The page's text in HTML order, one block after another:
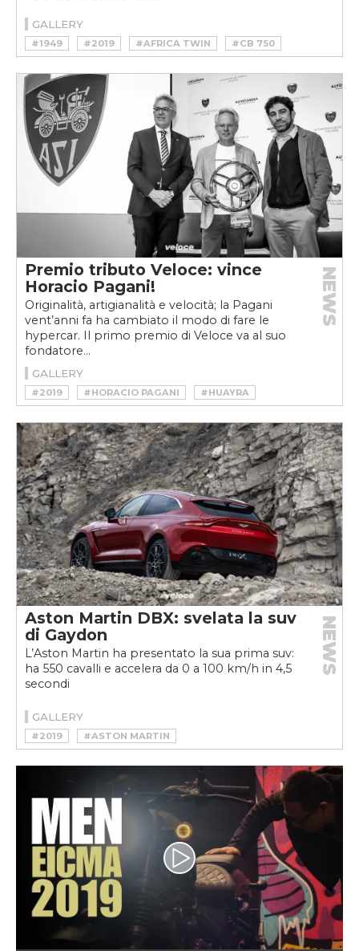
GALLERY
#1949 #2019 #AFRICA TWIN
#CB 750
#HONDA
#HONDA CB 750
#MOTO
#RECORD
#SUPER CUB #VFR1200F
Premio tributo Veloce: vince
Horacio Pagani!
Originalità, artigianalità e velocità; la Pagani
vent’anni fa ha cambiato il modo di fare le
hypercar. Il primo premio di Veloce va al suo
fondatore...
NEWS
GALLERY
#2019 #HORACIO PAGANI
#HUAYRA
#MILANO AUTOCLASSICA
#PAGANI
#TRIBUTO VELOCE
#ZONDA
Aston Martin DBX: svelata la suv
di Gaydon
L’Aston Martin ha presentato la sua prima suv:
ha 550 cavalli e accelera da 0 a 100 km/h in 4,5
secondi
NEWS
GALLERY
#2019
#ASTON MARTIN
#ASTON MARTIN DBX
#DBX
#SUV
#V8